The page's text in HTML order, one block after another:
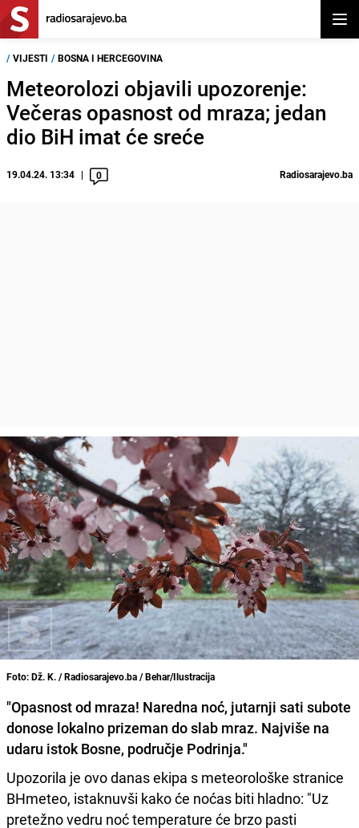
/ VIJESTI / BOSNA I HERCEGOVINA
Meteorolozi objavili upozorenje:
Večeras opasnost od mraza; jedan
dio BiH imat će sreće
19.04.24. 13:34 0 Radiosarajevo.ba
Foto: Dž. K. / Radiosarajevo.ba / Behar/Ilustracija
"Opasnost od mraza! Naredna noć, jutarnji sati subote
donose lokalno prizeman do slab mraz. Najviše na
udaru istok Bosne, područje Podrinja."
Upozorila je ovo danas ekipa s meteorološke stranice
BHmeteo, istaknuvši kako će noćas biti hladno: "Uz
pretežno vedru noć temperature će brzo pasti